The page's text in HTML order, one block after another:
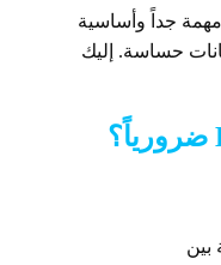
جداً وأساسية
حساسة. إليك
ضرورياً؟
بين